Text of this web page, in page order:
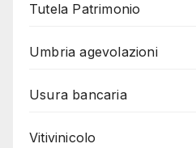
Tutela Patrimonio
Umbria agevolazioni
Usura bancaria
Vitivinicolo